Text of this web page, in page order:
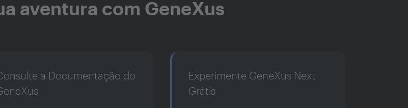
aventura com GeneXus
a Documentação do
Experimente GeneXus Next
Grátis